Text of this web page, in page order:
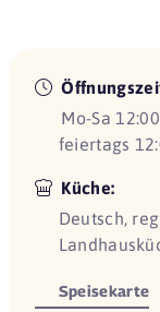
Mo-Sa
feiertags
Küche:
Deutsch,
Speisekarte